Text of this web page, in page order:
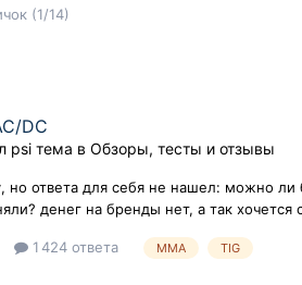
(1/14)
DC
psi тема вОбзоры, тесты и отзывы
ответа для себя не нашел: можно ли
денег на бренды нет, а так хочется
1 424 ответа MMA TIG